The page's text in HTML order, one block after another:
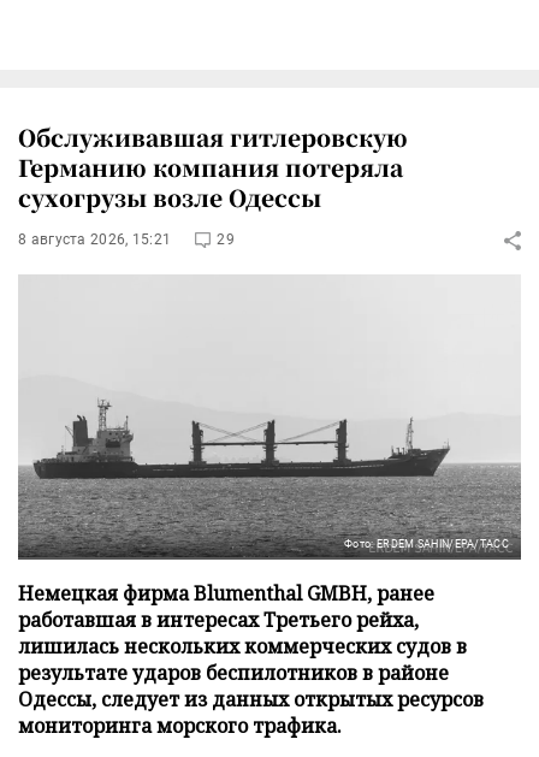
Обслуживавшая гитлеровскую
Германию компания потеряла
сухогрузы возле Одессы
8 августа 2026, 15:21 29
Фото: ERDEM SAHIN/EPA/ТАСС
Немецкая фирма Blumenthal GMBH, ранее
работавшая в интересах Третьего рейха,
лишилась нескольких коммерческих судов в
результате ударов беспилотников в районе
Одессы, следует из данных открытых ресурсов
мониторинга морского трафика.